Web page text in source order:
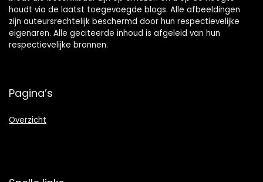
houdt via de laatst toegevoegde blogs. Alle afbeeldingen
zijn auteursrechtelijk beschermd door hun respectievelijke
eigenaren. Alle geciteerde inhoud is afgeleid van hun
respectievelijke bronnen.
Pagina’s
Overzicht